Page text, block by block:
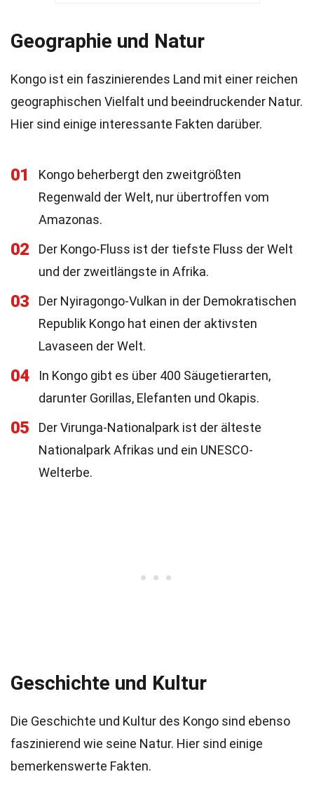
Geographie und Natur
Kongo ist ein faszinierendes Land mit einer reichen
geographischen Vielfalt und beeindruckender Natur.
Hier sind einige interessante Fakten darüber.
01
Kongo beherbergt den zweitgrößten
Regenwald der Welt, nur übertroffen vom
Amazonas.
02
Der Kongo-Fluss ist der tiefste Fluss der Welt
und der zweitlängste in Afrika.
03
Der Nyiragongo-Vulkan in der Demokratischen
Republik Kongo hat einen der aktivsten
Lavaseen der Welt.
04
In Kongo gibt es über 400 Säugetierarten,
darunter Gorillas, Elefanten und Okapis.
05
Der Virunga-Nationalpark ist der älteste
Nationalpark Afrikas und ein UNESCO-
Welterbe.
Geschichte und Kultur
Die Geschichte und Kultur des Kongo sind ebenso
faszinierend wie seine Natur. Hier sind einige
bemerkenswerte Fakten.